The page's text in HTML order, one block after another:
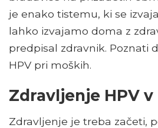
je enako tistemu, ki se
lahko izvajamo doma z
predpisal zdravnik. Poznati
HPV pri moških.
Zdravljenje HPV
Zdravljenje je treba začeti,